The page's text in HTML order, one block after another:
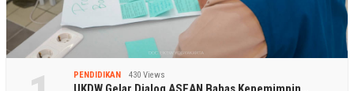
PENDIDIKAN 430 Views